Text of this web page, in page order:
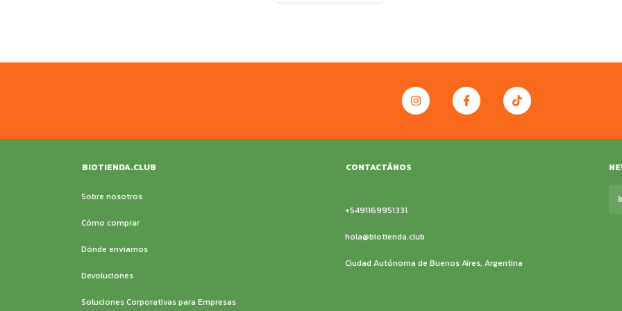
BIOTIENDA.CLUB
Sobre nosotros
Cómo comprar
Dónde enviamos
Devoluciones
Soluciones Corporativas para Empresas
CONTACTÁNOS
+5491169951331
hola@biotienda.club
Ciudad Autónoma de Buenos Aires, Argentina